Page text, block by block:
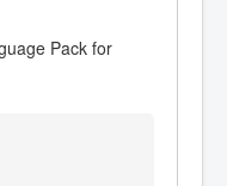
Pack for